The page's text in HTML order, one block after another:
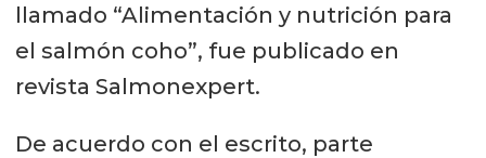
llamado “Alimentación y nutrición para
el salmón coho”, fue publicado en
revista Salmonexpert.
De acuerdo con el escrito, parte